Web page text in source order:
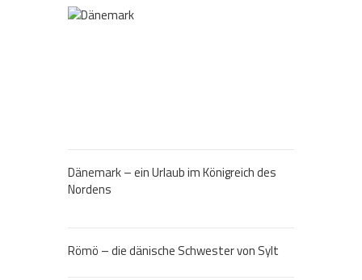
Dänemark – ein Urlaub im Königreich des
Nordens
Römö – die dänische Schwester von Sylt